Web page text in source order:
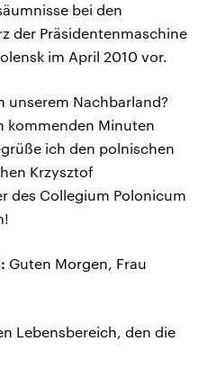
bei den
der Präsidentenmaschine
im April 2010 vor.
unserem Nachbarland?
kommenden Minuten
ich den polnischen
Krzysztof
des Collegium Polonicum
Guten Morgen, Frau
Lebensbereich, den die